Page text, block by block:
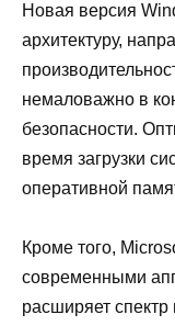
Новая версия
архитектуру,
немаловажно в
безопасности.
время загрузки
оперативной
Кроме того,
современными
расширяет